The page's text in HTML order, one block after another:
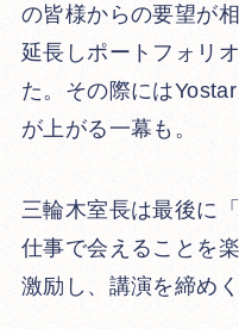
の皆様からの要望が
延長しポートフォリ
た。その際には
が上がる一幕も。
三輪木室長は最後に
仕事で会えることを
激励し、講演を締め